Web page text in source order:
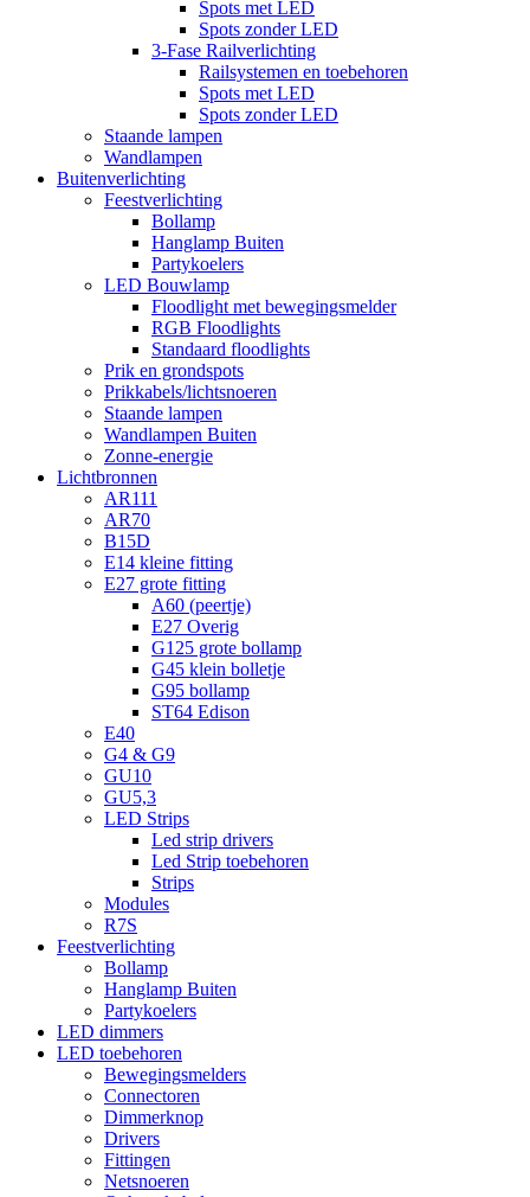
Spots met LED
Spots zonder LED
3-Fase Railverlichting
Railsystemen en toebehoren
Spots met LED
Spots zonder LED
Staande lampen
Wandlampen
Buitenverlichting
Feestverlichting
Bollamp
Hanglamp Buiten
Partykoelers
LED Bouwlamp
Floodlight met bewegingsmelder
RGB Floodlights
Standaard floodlights
Prik en grondspots
Prikkabels/lichtsnoeren
Staande lampen
Wandlampen Buiten
Zonne-energie
Lichtbronnen
AR111
AR70
B15D
E14 kleine fitting
E27 grote fitting
A60 (peertje)
E27 Overig
G125 grote bollamp
G45 klein bolletje
G95 bollamp
ST64 Edison
E40
G4 & G9
GU10
GU5,3
LED Strips
Led strip drivers
Led Strip toebehoren
Strips
Modules
R7S
Feestverlichting
Bollamp
Hanglamp Buiten
Partykoelers
LED dimmers
LED toebehoren
Bewegingsmelders
Connectoren
Dimmerknop
Drivers
Fittingen
Netsnoeren